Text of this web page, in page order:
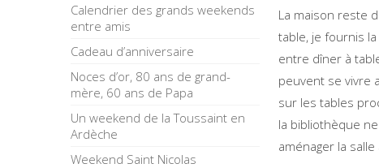
La maison reste
table, je fournis
entre dîner à
peuvent se vivre
sur les tables
la bibliothèque
aménager la
Calendrier des grands weekends
entre amis
Cadeau d’anniversaire
Noces d’or, 80 ans de grand-
mère, 60 ans de Papa
Un weekend de la Toussaint en
Ardèche
Weekend Saint Nicolas